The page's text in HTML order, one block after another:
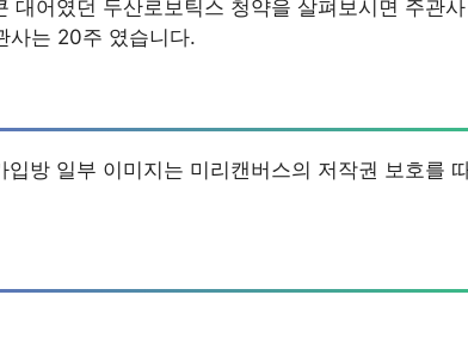
대어였던 두산로보틱스 청약을 살펴보시면 주관
사는 20주 였습니다.
입방 일부 이미지는 미리캔버스의 저작권 보호를